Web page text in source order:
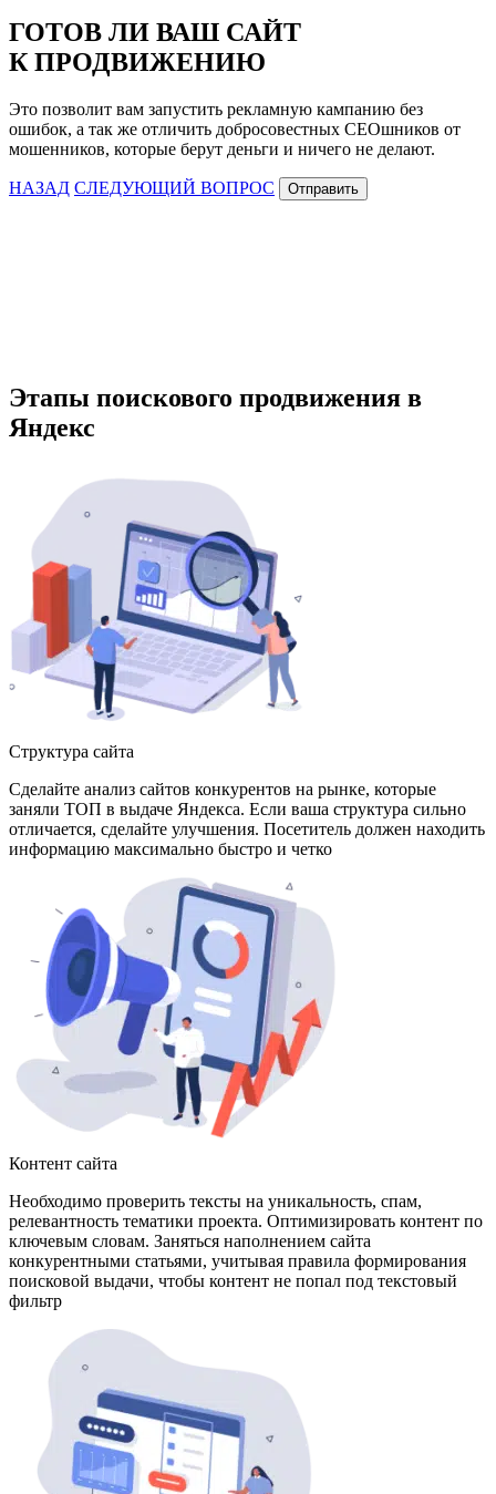
ГОТОВ ЛИ ВАШ САЙТ
К ПРОДВИЖЕНИЮ
Это позволит вам запустить рекламную кампанию без
ошибок, а так же отличить добросовестных СЕОшников от
мошенников, которые берут деньги и ничего не делают.
НАЗАД СЛЕДУЮЩИЙ ВОПРОС Отправить
Этапы поискового продвижения в
Яндекс
Структура сайта
Сделайте анализ сайтов конкурентов на рынке, которые
заняли ТОП в выдаче Яндекса. Если ваша структура сильно
отличается, сделайте улучшения. Посетитель должен находить
информацию максимально быстро и четко
Контент сайта
Необходимо проверить тексты на уникальность, спам,
релевантность тематики проекта. Оптимизировать контент по
ключевым словам. Заняться наполнением сайта
конкурентными статьями, учитывая правила формирования
поисковой выдачи, чтобы контент не попал под текстовый
фильтр